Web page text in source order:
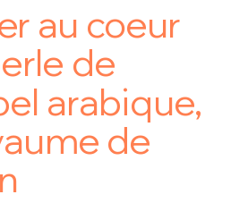
au coeur
de
arabique,
de